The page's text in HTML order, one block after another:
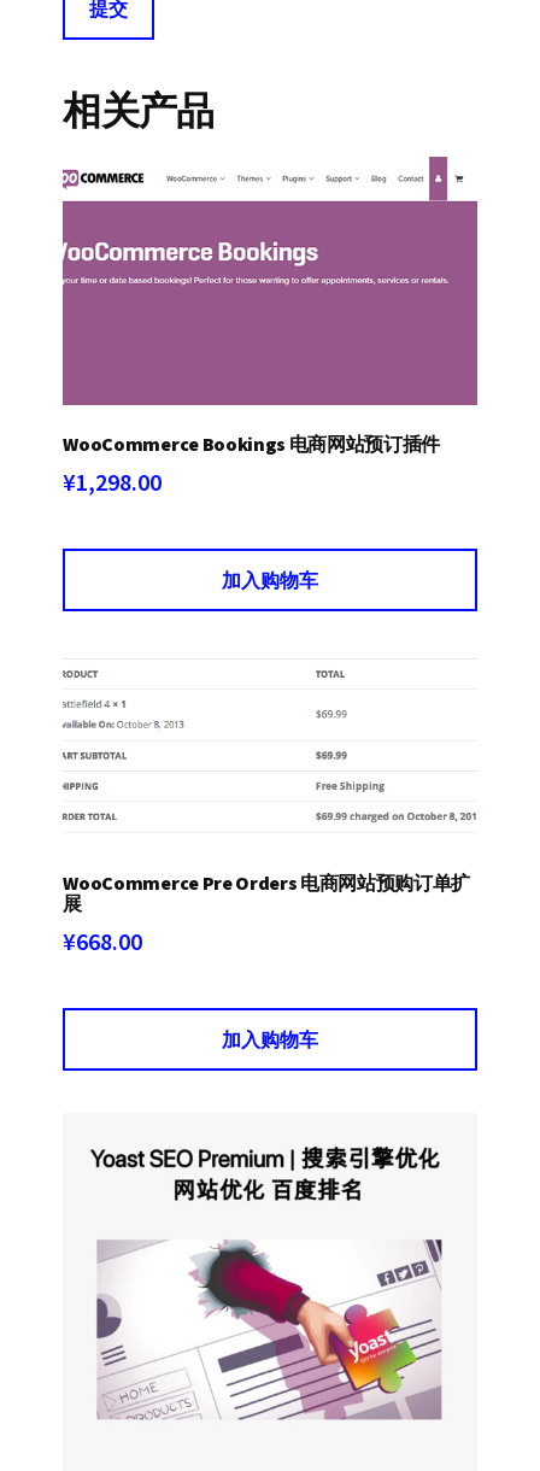
相关产品
WooCommerce Bookings 电商网站预订插件
¥1,298.00
加入购物车
WooCommerce Pre Orders 电商网站预购订单扩
展
¥668.00
加入购物车